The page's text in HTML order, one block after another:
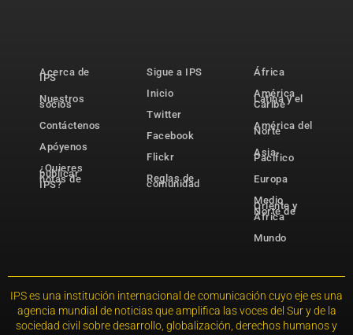
Acerca de
IPS
Nuestros
socios
Contáctenos
Apóyenos
¿Quieres
publicar
notas de
IPS?
Sigue a IPS
Inicio
Twitter
Facebook
Flickr
Reglas de
comunidad
África
América
Latina y el
Caribe
América del
Norte
Asia-
Pacífico
Europa
Medio
Oriente y
Norte de
África
Mundo
IPS es una institución internacional de comunicación cuyo eje es una
agencia mundial de noticias que amplifica las voces del Sur y de la
sociedad civil sobre desarrollo, globalización, derechos humanos y